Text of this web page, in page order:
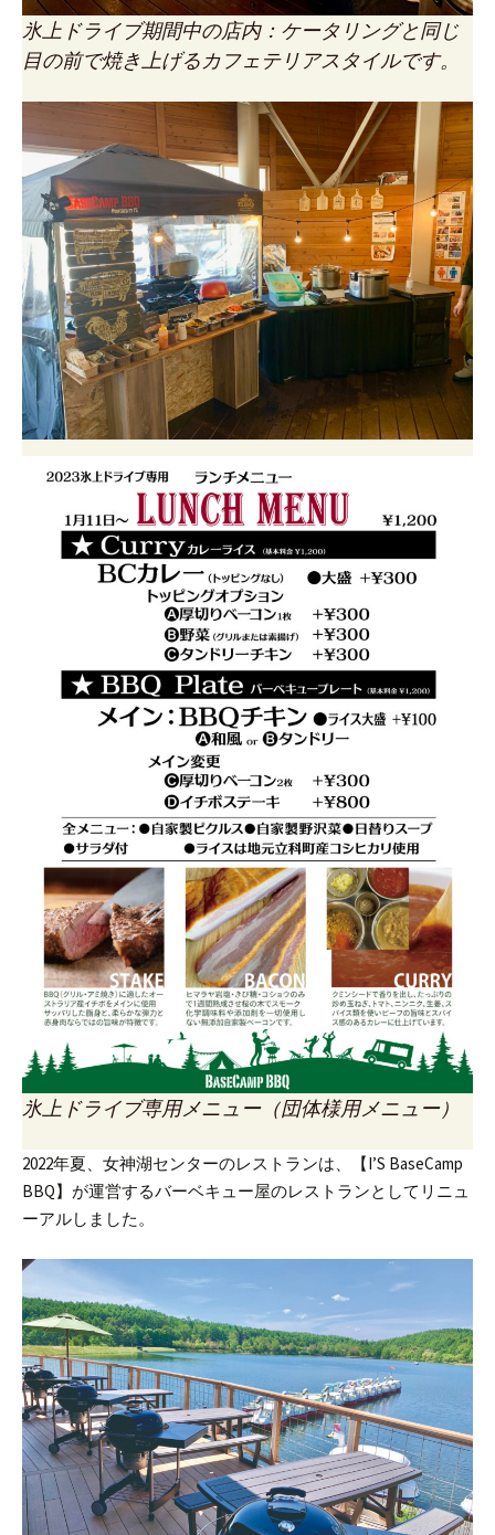
氷上ドライブ期間中の店内：ケータリングと同じ
目の前で焼き上げるカフェテリアスタイルです。
氷上ドライブ専用メニュー（団体様用メニュー）
2022年夏、女神湖センターのレストランは、
【I’S BaseCamp
BBQ】が運営するバーベキュー屋のレストランとしてリニュ
ーアルしました。